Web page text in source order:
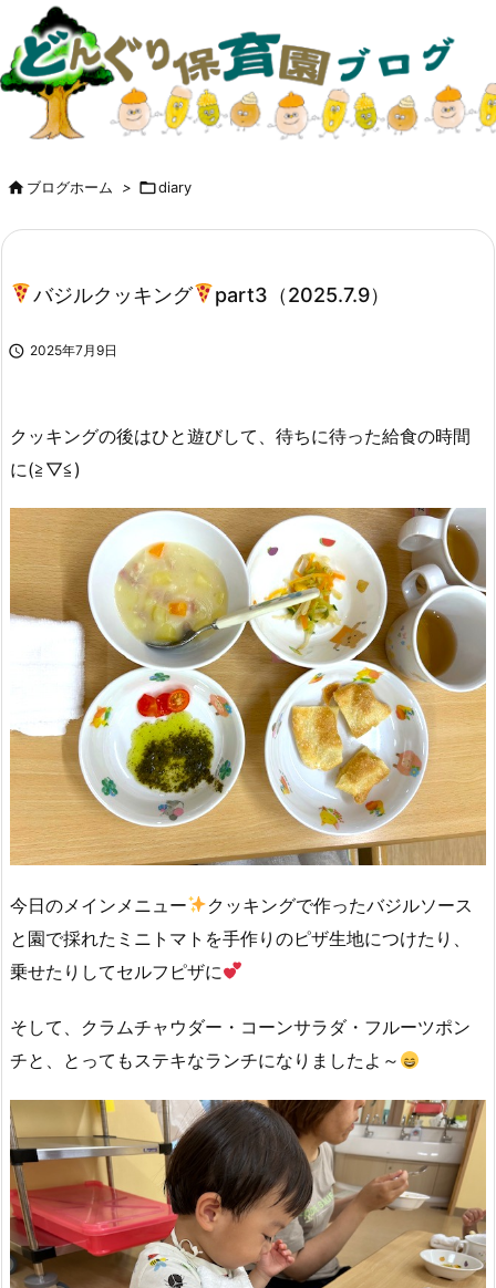
ブログホーム > diary
バジルクッキング part3（2025.7.9）
 2025年7月9日
クッキングの後はひと遊びして、待ちに待った給食の時間
に(≧▽≦)
今日のメインメニュー
クッキングで作ったバジルソース
と園で採れたミニトマトを手作りのピザ生地につけたり、
乗せたりしてセルフピザに
そして、クラムチャウダー・コーンサラダ・フルーツポン
チと、とってもステキなランチになりましたよ～